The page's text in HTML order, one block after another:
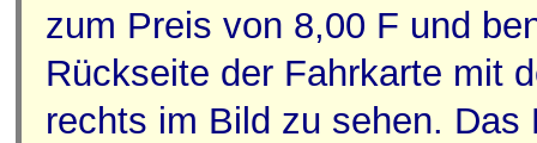
zum Preis von 8,00 F und
Rückseite der Fahrkarte mit
rechts im Bild zu sehen.